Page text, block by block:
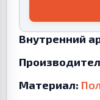
Внутренний
Материал: